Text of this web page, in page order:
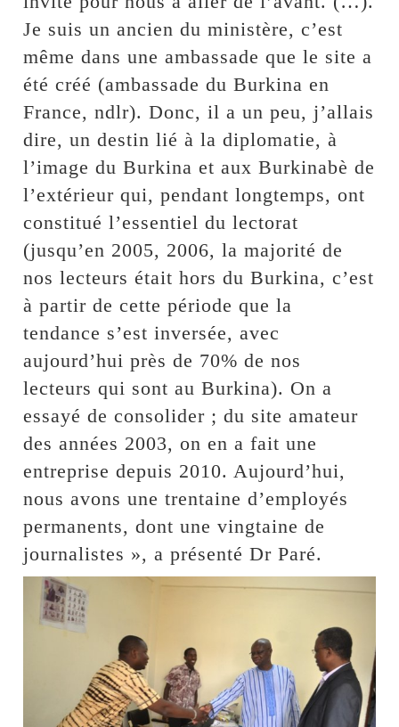
Je suis un ancien du ministère, c’est
même dans une ambassade que le site a
été créé (ambassade du Burkina en
France, ndlr). Donc, il a un peu, j’allais
dire, un destin lié à la diplomatie, à
l’image du Burkina et aux Burkinabè de
l’extérieur qui, pendant longtemps, ont
constitué l’essentiel du lectorat
(jusqu’en 2005, 2006, la majorité de
nos lecteurs était hors du Burkina, c’est
à partir de cette période que la
tendance s’est inversée, avec
aujourd’hui près de 70% de nos
lecteurs qui sont au Burkina). On a
essayé de consolider ; du site amateur
des années 2003, on en a fait une
entreprise depuis 2010. Aujourd’hui,
nous avons une trentaine d’employés
permanents, dont une vingtaine de
journalistes », a présenté Dr Paré.